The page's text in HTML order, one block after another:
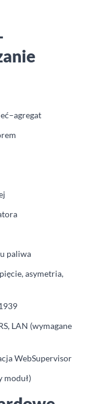
paliwa
asymetria,
LAN (wymagane
WebSupervisor
moduł)